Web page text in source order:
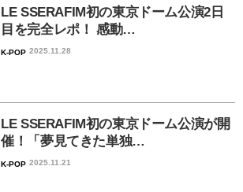
LE SSERAFIM初の東京ドーム公演2日
目を完全レポ！ 感動…
K-POP 2025.11.28
LE SSERAFIM初の東京ドーム公演が開
催！「夢見てきた単独…
K-POP 2025.11.21